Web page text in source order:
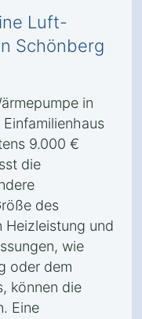
Luft-
Schönberg
in
9.000 €
die
des
Heizleistung und
wie
oder dem
können die
Eine